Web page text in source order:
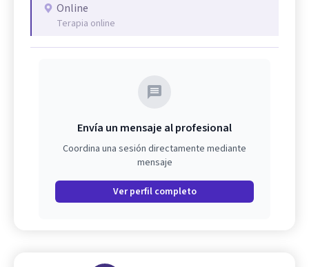
Online
Terapia online
Envía un mensaje al profesional
Coordina una sesión directamente mediante
mensaje
Ver perfil completo